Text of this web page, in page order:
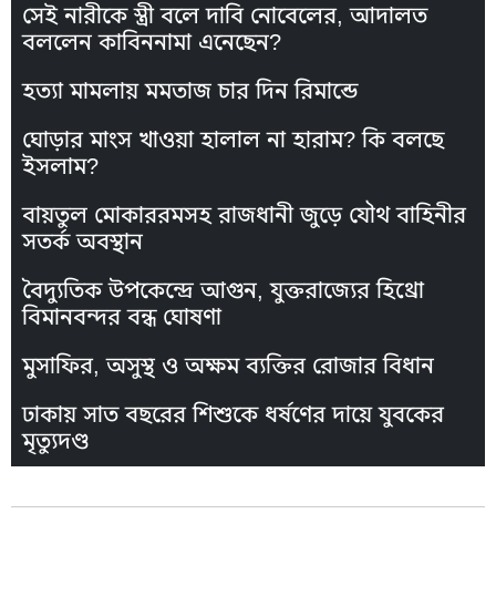
সেই নারীকে স্ত্রী বলে দাবি নোবেলের, আদালত
বললেন কাবিননামা এনেছেন?
হত্যা মামলায় মমতাজ চার দিন রিমান্ডে
ঘোড়ার মাংস খাওয়া হালাল না হারাম? কি বলছে
ইসলাম?
বায়তুল মোকাররমসহ রাজধানী জুড়ে যৌথ বাহিনীর
সতর্ক অবস্থান
বৈদ্যুতিক উপকেন্দ্রে আগুন, যুক্তরাজ্যের হিথ্রো
বিমানবন্দর বন্ধ ঘোষণা
মুসাফির, অসুস্থ ও অক্ষম ব্যক্তির রোজার বিধান
ঢাকায় সাত বছরের শিশুকে ধর্ষণের দায়ে যুবকের
মৃত্যুদণ্ড